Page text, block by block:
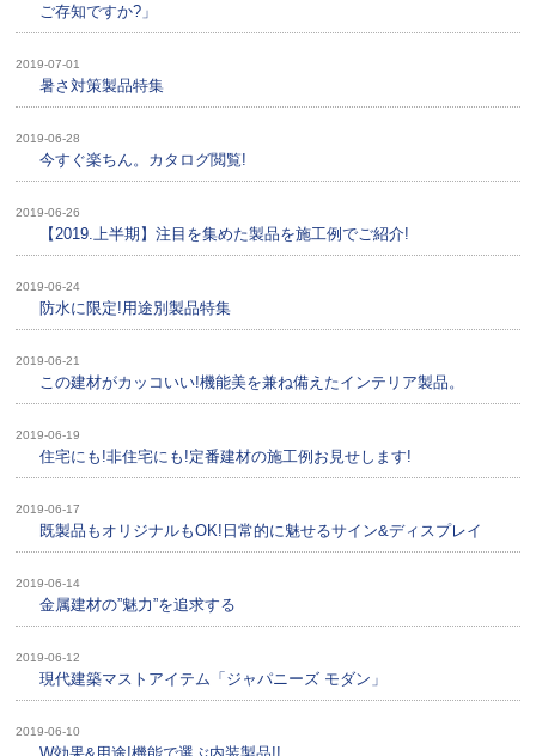
ご存知ですか?」
2019-07-01
暑さ対策製品特集
2019-06-28
今すぐ楽ちん。カタログ閲覧!
2019-06-26
【2019.上半期】注目を集めた製品を施工例でご紹介!
2019-06-24
防水に限定!用途別製品特集
2019-06-21
この建材がカッコいい!機能美を兼ね備えたインテリア製品。
2019-06-19
住宅にも!非住宅にも!定番建材の施工例お見せします!
2019-06-17
既製品もオリジナルもOK!日常的に魅せるサイン&ディスプレイ
2019-06-14
金属建材の”魅力”を追求する
2019-06-12
現代建築マストアイテム「ジャパニーズ モダン」
2019-06-10